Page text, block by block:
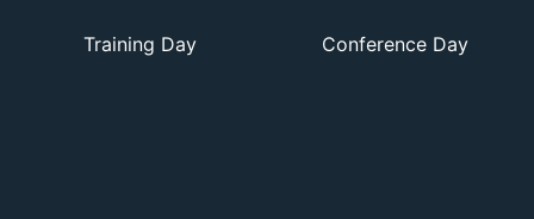
Training Day Conference Day